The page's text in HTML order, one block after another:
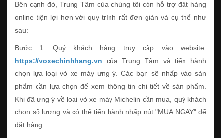
Bên cạnh đó, Trung Tâm của chúng tôi còn hỗ trợ đặt hàng
online tiện lợi hơn với quy trình rất đơn giản và cụ thể như
sau:
Bước 1: Quý khách hàng truy cập vào website:
https://voxechinhhang.vn của Trung Tâm và tiến hành
chọn lựa loại vỏ xe máy ưng ý. Các bạn sẽ nhấp vào sản
phẩm cần lựa chọn để xem thông tin chi tiết về sản phẩm.
Khi đã ưng ý về loại vỏ xe máy Michelin cần mua, quý khách
chọn số lượng và có thể tiến hành nhấp nút "MUA NGAY" để
đặt hàng.